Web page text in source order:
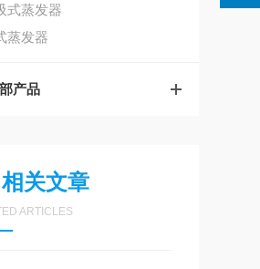
式蒸发器
蒸发器
产品
相关文章
ARTICLES